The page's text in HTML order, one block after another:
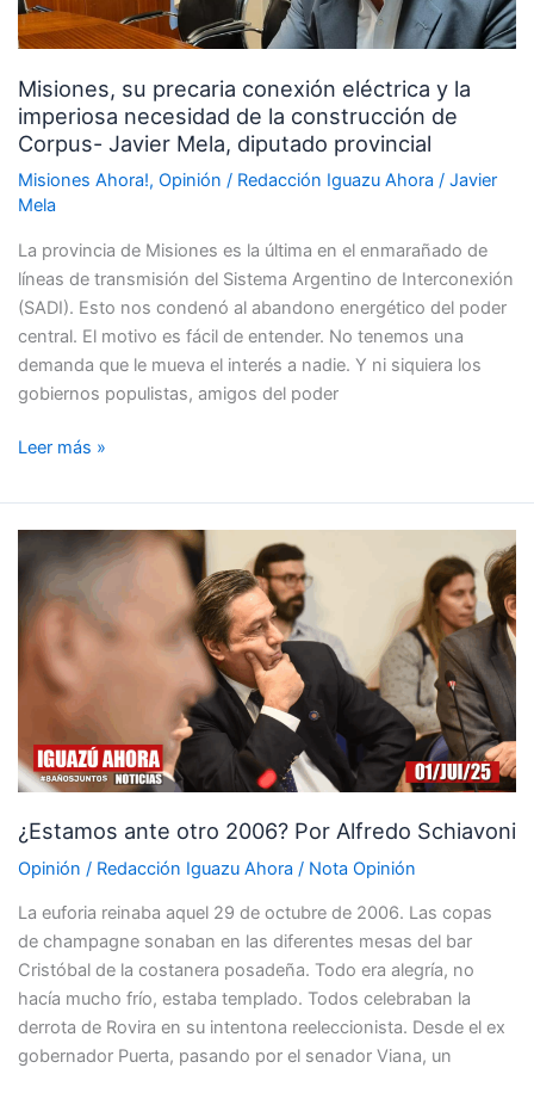
Misiones, su precaria conexión eléctrica y la
imperiosa necesidad de la construcción de
Corpus- Javier Mela, diputado provincial
Misiones Ahora!, Opinión / Redacción Iguazu Ahora / Javier
Mela
La provincia de Misiones es la última en el enmarañado de
líneas de transmisión del Sistema Argentino de Interconexión
(SADI). Esto nos condenó al abandono energético del poder
central. El motivo es fácil de entender. No tenemos una
demanda que le mueva el interés a nadie. Y ni siquiera los
gobiernos populistas, amigos del poder
la
imperiosa
de
la
construcción
de
Corpus-
Mela,
diputado
provincial
Leer más »
¿Estamos ante otro 2006? Por Alfredo Schiavoni
Opinión / Redacción Iguazu Ahora / Nota Opinión
La euforia reinaba aquel 29 de octubre de 2006. Las copas
de champagne sonaban en las diferentes mesas del bar
Cristóbal de la costanera posadeña. Todo era alegría, no
hacía mucho frío, estaba templado. Todos celebraban la
derrota de Rovira en su intentona reeleccionista. Desde el ex
gobernador Puerta, pasando por el senador Viana, un
¿Estamos
ante
otro
2006?
Por
Alfredo
Schiavoni